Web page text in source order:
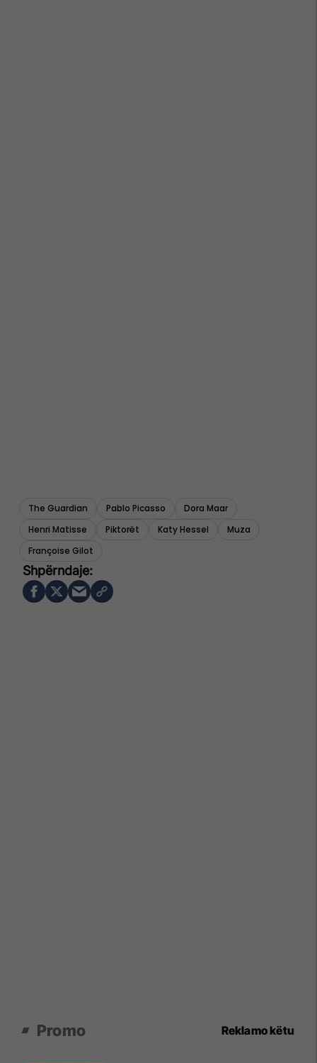
The Guardian Pablo Picasso
Dora Maar
Henri Matisse
Piktorët Katy Hessel
Muza
Françoise Gilot
Promo Reklamo këtu